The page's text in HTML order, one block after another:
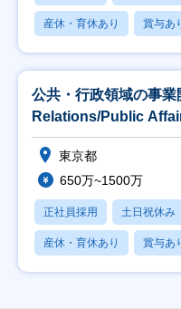
産休・育休あり 賞与あ
公共・行政領域の事
Relations/Public
東京都
650万~1500万
正社員採用 土日祝休み
産休・育休あり 賞与あ